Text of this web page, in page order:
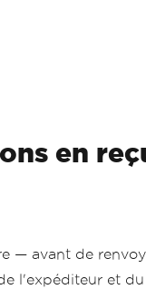
en
— avant de
l'expéditeur et